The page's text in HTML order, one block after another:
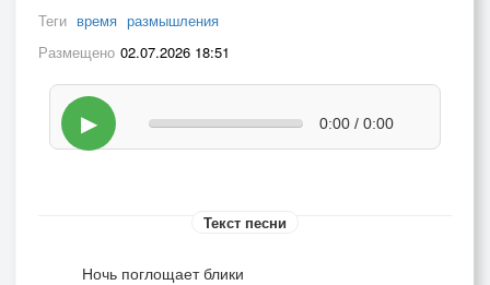
Теги время размышления
Размещено 02.07.2026 18:51
▶ 0:00 / 0:00
Текст песни
Ночь поглощает блики